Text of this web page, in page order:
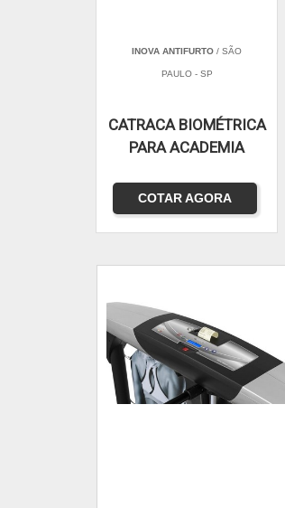
INOVA ANTIFURTO / SÃO
PAULO - SP
CATRACA BIOMÉTRICA
PARA ACADEMIA
COTAR AGORA